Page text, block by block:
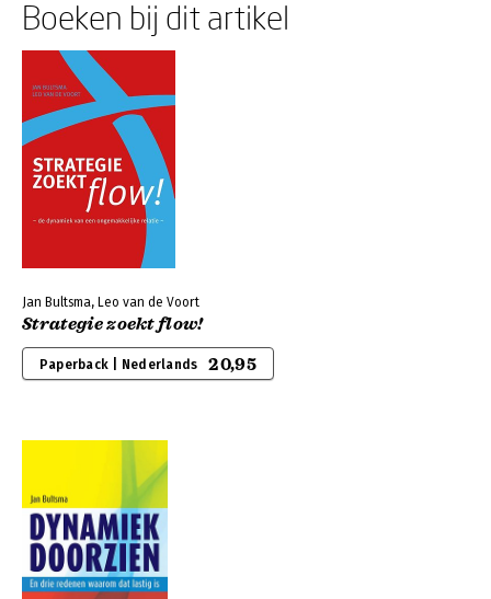
Boeken bij dit artikel
Jan Bultsma, Leo van de Voort
Strategie zoekt flow!
Paperback | Nederlands 20,95